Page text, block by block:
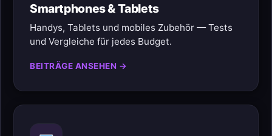
Smartphones & Tablets
Handys, Tablets und mobiles Zubehör — Tests
und Vergleiche für jedes Budget.
BEITRÄGE ANSEHEN →